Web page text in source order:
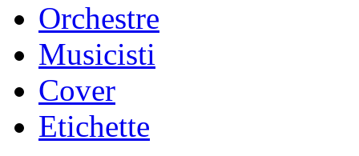
Orchestre
Musicisti
Cover
Etichette